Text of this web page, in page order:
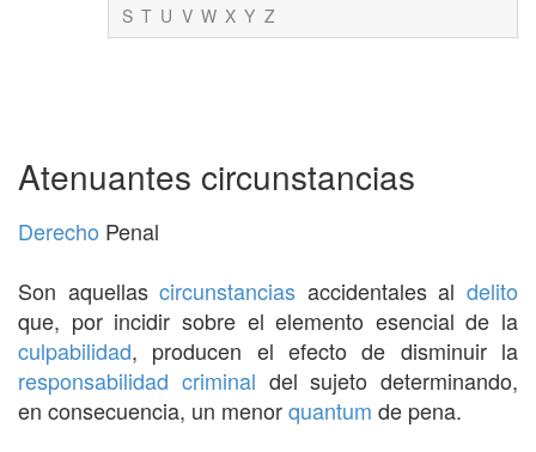
S T U V W X Y Z
Atenuantes circunstancias
Derecho Penal
Son aquellascircunstancias accidentales aldelito
que, por incidir sobre el elemento esencial de la
culpabilidad, producen el efecto de disminuir la
responsabilidad criminal del sujeto determinando,
en consecuencia, un menorquantum de pena.